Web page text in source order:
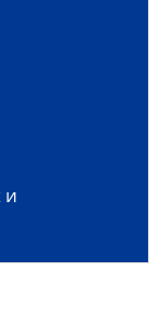
и